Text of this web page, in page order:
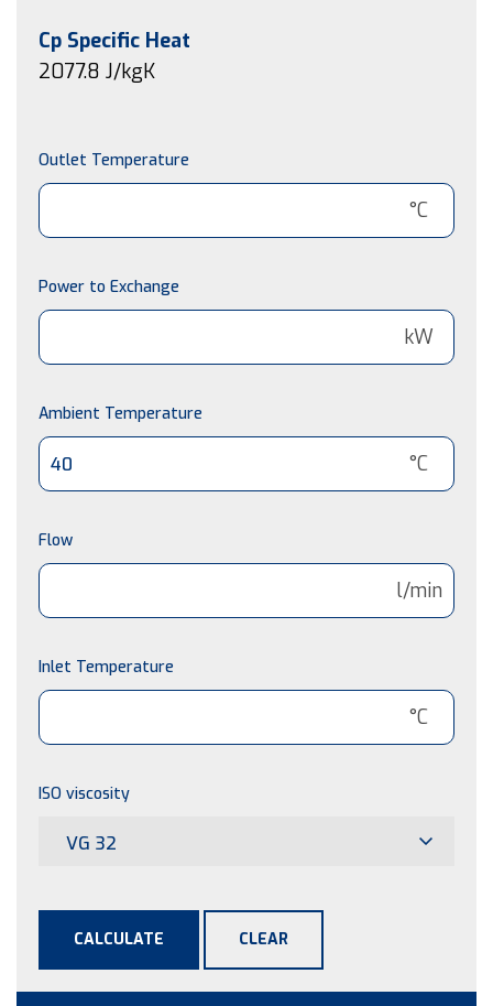
Cp Specific Heat
2077.8 J/kgK
Outlet Temperature
°C
Power to Exchange
kW
Ambient Temperature
°C
Flow
l/min
Inlet Temperature
°C
ISO viscosity
VG 32
CALCULATE CLEAR